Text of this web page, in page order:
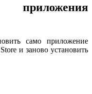
само приложение
и заново установить